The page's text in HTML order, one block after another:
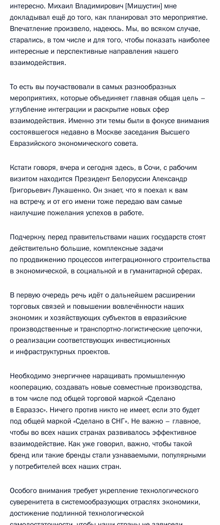
интересно. Михаил Владимирович [Мишустин] мне
докладывал ещё до того, как планировал это мероприятие.
Впечатление произвело, надеюсь. Мы, во всяком случае,
старались, в том числе и для того, чтобы показать наиболее
интересные и перспективные направления нашего
взаимодействия.
То есть вы поучаствовали в самых разнообразных
мероприятиях, которые объединяет главная общая цель –
углубление интеграции и раскрытие новых сфер
взаимодействия. Именно эти темы были в фокусе внимания
состоявшегося недавно в Москве заседания Высшего
Евразийского экономического совета.
Кстати говоря, вчера и сегодня здесь, в Сочи, с рабочим
визитом находится Президент Белоруссии Александр
Григорьевич Лукашенко. Он знает, что я поехал к вам
на встречу, и от его имени тоже передаю вам самые
наилучшие пожелания успехов в работе.
Подчеркну, перед правительствами наших государств стоят
действительно большие, комплексные задачи
по продвижению процессов интеграционного строительства
в экономической, в социальной и в гуманитарной сферах.
В первую очередь речь идёт о дальнейшем расширении
торговых связей и повышении вовлечённости наших
экономик и хозяйствующих субъектов в евразийские
производственные и транспортно-логистические цепочки,
о реализации соответствующих инвестиционных
и инфраструктурных проектов.
Необходимо энергичнее наращивать промышленную
кооперацию, создавать новые совместные производства,
в том числе под общей торговой маркой «Сделано
в Евразэс». Ничего против никто не имеет, если это будет
под общей маркой «Сделано в СНГ». Не важно – главное,
чтобы во всех наших странах развивалось эффективное
взаимодействие. Как уже говорил, важно, чтобы такой
бренд или такие бренды стали узнаваемыми, популярными
у потребителей всех наших стран.
Особого внимания требует укрепление технологического
суверенитета в системообразующих отраслях экономики,
достижение подлинной технологической